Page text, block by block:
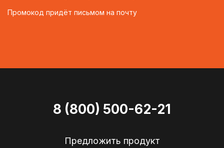
Промокод придёт письмом на почту
8 (800) 500-62-21
Предложить продукт